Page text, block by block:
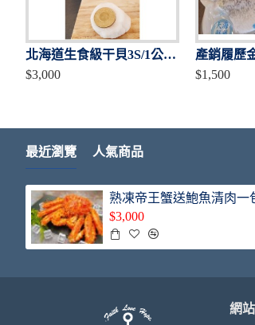
北海道生食級干貝3S/1公斤（ 1+1共2盒入）
$3,000
產銷履歷
$1,500
產銷履歷金目鱸魚排10入
$1,500
$1,200
最近瀏覽 人氣商品
熟凍帝王蟹送鮑魚清肉一
$3,000
網